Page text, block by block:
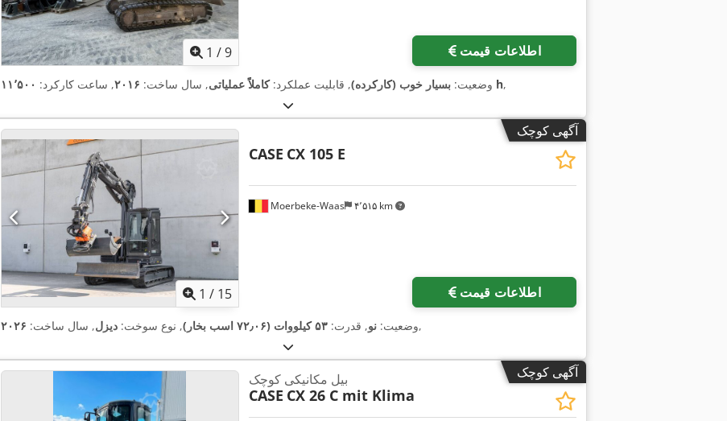
1 /9 اطلاعات قیمت
وضعیت: بسیار خوب (کارکرده), قابلیت عملکرد:کاملاً عملیاتی, سال ساخت: ۲۰۱۶, ساعت کارکرد: ۱۱٬۵۰۰ h,
آگهی کوچک
1 / 15
Moerbeke-Waas ۴٬۵۱۵ km
CASE CX 105 E
اطلاعات قیمت
وضعیت: نو, قدرت: ۵۳ کیلووات (۷۲٫۰۶ اسب بخار) , نوع سوخت: دیزل, سال ساخت: ۲۰۲۶ ,
آگهی کوچک بیل مکانیکی کوچک
CASE CX 26 C mit Klima